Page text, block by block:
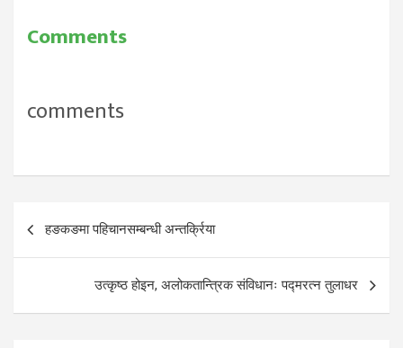
संघ युकेको निमन्त्रणामा बेलायत
Comments
comments
Post
navigation
हङकङमा पहिचानसम्बन्धी अन्तर्क्रिया
उत्कृष्ठ होइन, अलोकतान्त्रिक संविधानः पद्मरत्न तुलाधर